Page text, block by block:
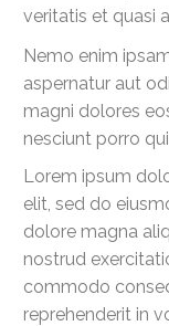
veritatis et quasi
Nemo enim
aspernatur aut
magni dolores
nesciunt porro
Lorem ipsum
elit, sed do
dolore magna
nostrud
commodo
reprehenderit in